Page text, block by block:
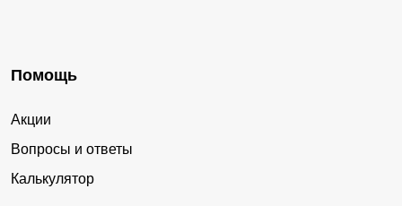
Помощь
Акции
Вопросы и ответы
Калькулятор